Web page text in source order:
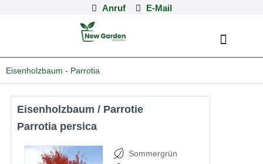
Anruf
Eisenholzbaum - Parrotia
Eisenholzbaum / Parrotie
Parrotia persica
Sommergrün